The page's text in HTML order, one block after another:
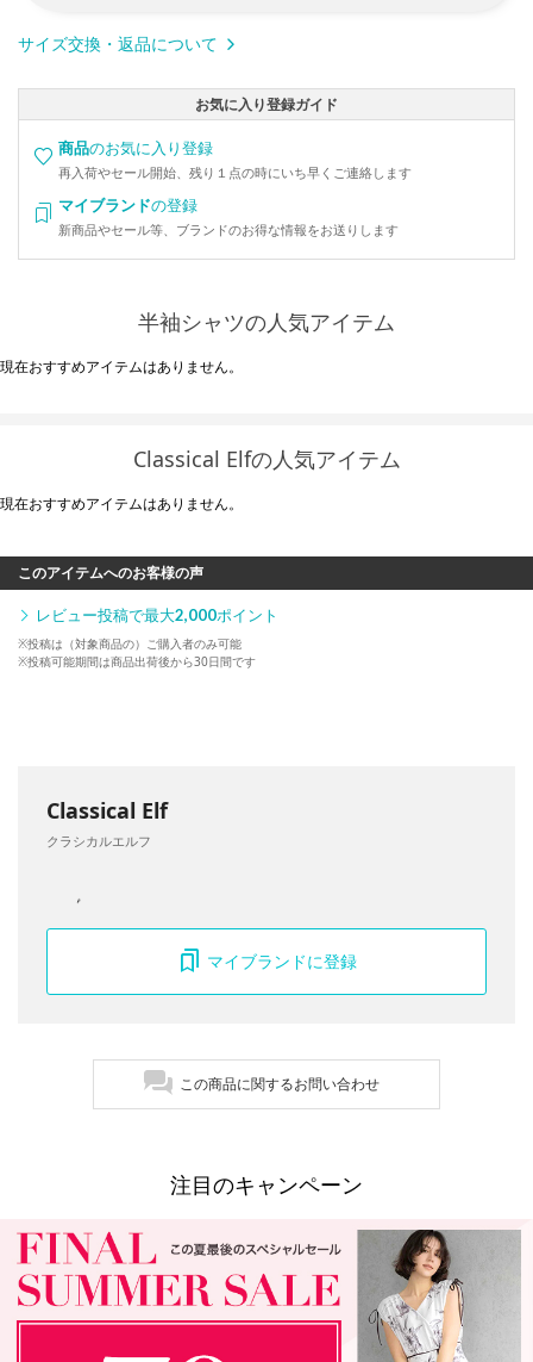
サイズ交換・返品について
お気に入り登録ガイド
商品のお気に入り登録
再入荷やセール開始、残り１点の時にいち早くご連絡します
マイブランドの登録
新商品やセール等、ブランドのお得な情報をお送りします
半袖シャツの人気アイテム
現在おすすめアイテムはありません。
Classical Elfの人気アイテム
現在おすすめアイテムはありません。
このアイテムへのお客様の声
レビュー投稿で最大2,000ポイント
※投稿は（対象商品の）ご購入者のみ可能
※投稿可能期間は商品出荷後から30日間です
Classical Elf
クラシカルエルフ
マイブランドに登録
この商品に関するお問い合わせ
注目のキャンペーン